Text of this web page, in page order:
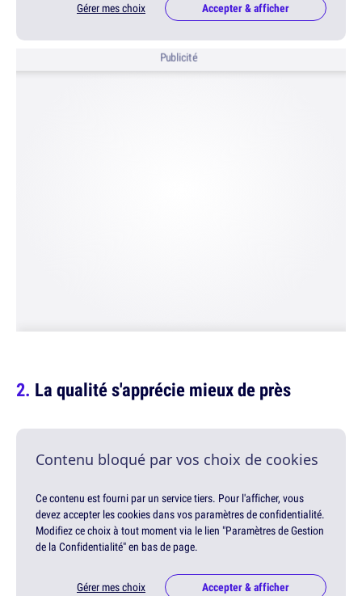
Gérer mes choix Accepter & afficher
Publicité
La qualité s'apprécie mieux de près
Contenu bloqué par vos choix de cookies
Ce contenu est fourni par un service tiers. Pour l'afficher, vous
devez accepter les cookies dans vos paramètres de confidentialité.
Modifiez ce choix à tout moment via le lien "Paramètres de Gestion
de la Confidentialité" en bas de page.
Gérer mes choix Accepter & afficher